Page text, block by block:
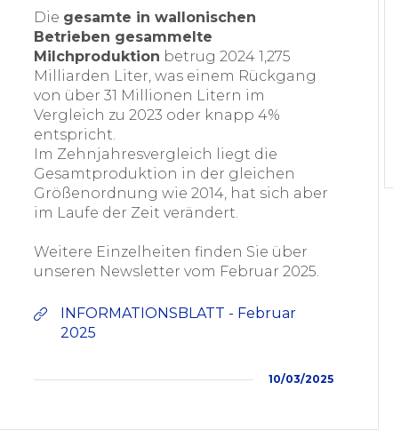
Die gesamte in wallonischen
Betrieben gesammelte
Milchproduktion betrug 2024 1,275
Milliarden Liter, was einem Rückgang
von über 31 Millionen Litern im
Vergleich zu 2023 oder knapp 4%
entspricht.
Im Zehnjahresvergleich liegt die
Gesamtproduktion in der gleichen
Größenordnung wie 2014, hat sich aber
im Laufe der Zeit verändert.
Weitere Einzelheiten finden Sie über
unseren Newsletter vom Februar 2025.
INFORMATIONSBLATT - Februar
2025
10/03/2025